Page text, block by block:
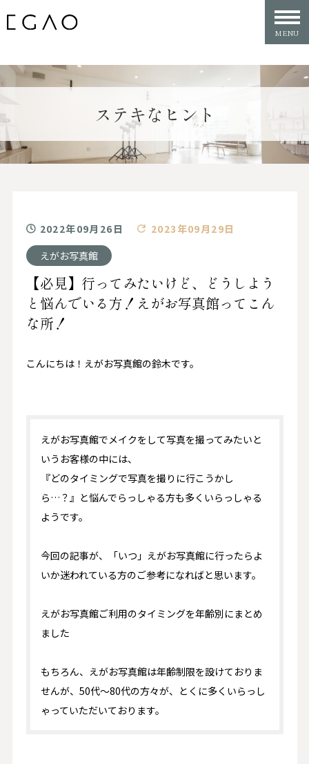
ステキなヒント
2022年09月26日
2023年09月29日
えがお写真館
【必見】行ってみたいけど、どうしよう
と悩んでいる方！えがお写真館ってこん
な所！
こんにちは！えがお写真館の鈴木です。
えがお写真館でメイクをして写真を撮ってみたいと
いうお客様の中には、
『どのタイミングで写真を撮りに行こうかし
ら…？』と悩んでらっしゃる方も多くいらっしゃる
ようです。
今回の記事が、「いつ」えがお写真館に行ったらよ
いか迷われている方のご参考になればと思います。
えがお写真館ご利用のタイミングを年齢別にまとめ
ました
もちろん、えがお写真館は年齢制限を設けておりま
せんが、50代〜80代の方々が、とくに多くいらっし
ゃっていただいております。